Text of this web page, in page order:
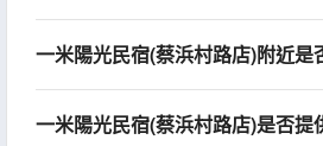
一米陽光民宿(蔡浜村路店)附近是
一米陽光民宿(蔡浜村路店)是否提